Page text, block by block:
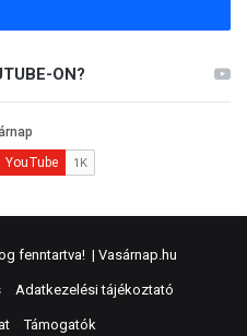
ON?
fenntartva! | Vasárnap.hu
Adatkezelési tájékoztató
Támogatók